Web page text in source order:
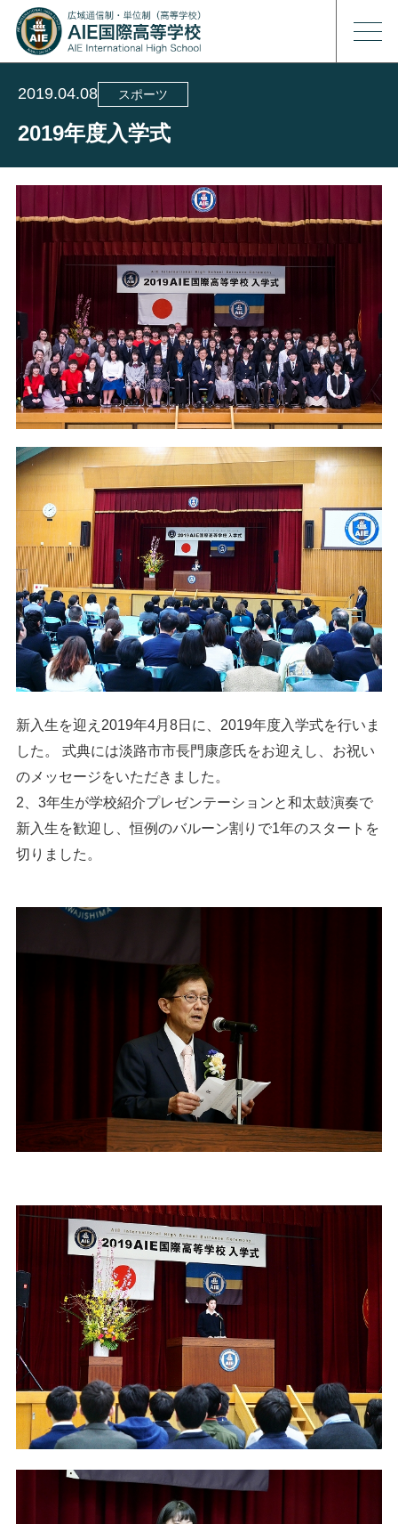
2019.04.08 スポーツ
2019年度入学式
新入生を迎え2019年4月8日に、2019年度入学式を行いま
した。 式典には淡路市市長門康彦氏をお迎えし、お祝い
のメッセージをいただきました。
2、3年生が学校紹介プレゼンテーションと和太鼓演奏で
新入生を歓迎し、恒例のバルーン割りで1年のスタートを
切りました。